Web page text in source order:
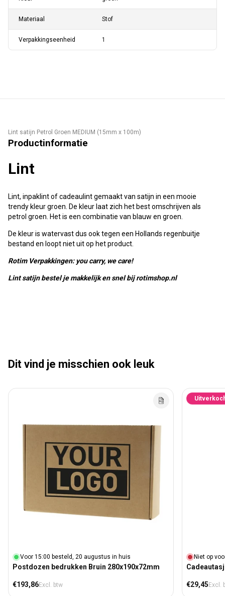
Materiaal Stof
Verpakkingseenheid 1
Lint satijn Petrol Groen MEDIUM (15mm x 100m)
Productinformatie
Lint
Lint, inpaklint of cadeaulint gemaakt van satijn in een mooie
trendy kleur groen. De kleur laat zich het best omschrijven als
petrol groen. Het is een combinatie van blauw en groen.
De kleur is watervast dus ook tegen een Hollands regenbuitje
bestand en loopt niet uit op het product.
Rotim Verpakkingen: you carry, we care!
Lint satijn bestel je makkelijk en snel bij rotimshop.nl
Dit vind je misschien ook leuk
Voor 15:00 besteld, 20 augustus in huis
Postdozen bedrukken Bruin 280x190x72mm
Normale prijs
€193,86Excl. btw
Niet op
Normale
€29,45Excl.